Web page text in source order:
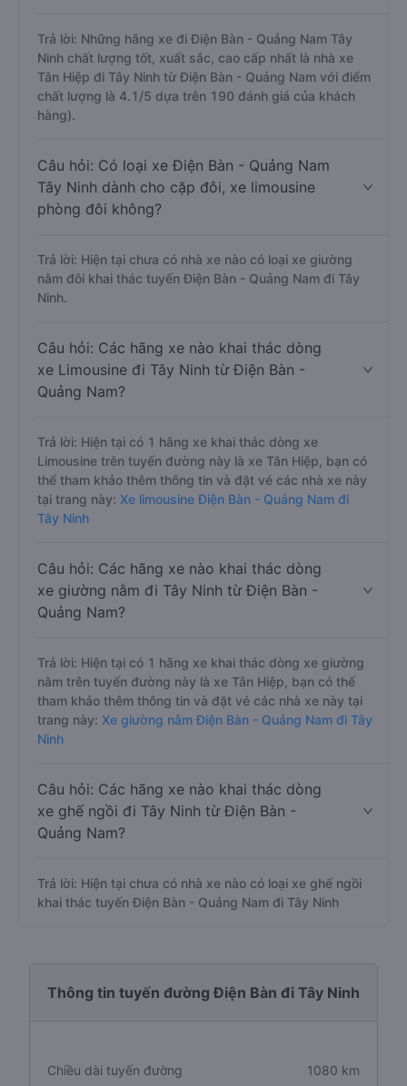
Trả lời: Những hãng xe đi Điện Bàn - Quảng Nam Tây
Ninh chất lượng tốt, xuất sắc, cao cấp nhất là nhà xe
Tân Hiệp đi Tây Ninh từ Điện Bàn - Quảng Nam với điểm
chất lượng là 4.1/5 dựa trên 190 đánh giá của khách
hàng).
Câu hỏi: Có loại xe Điện Bàn - Quảng Nam
Tây Ninh dành cho cặp đôi, xe limousine
phòng đôi không?
Trả lời: Hiện tại chưa có nhà xe nào có loại xe giường
nằm đôi khai thác tuyến Điện Bàn - Quảng Nam đi Tây
Ninh.
Câu hỏi: Các hãng xe nào khai thác dòng
xe Limousine đi Tây Ninh từ Điện Bàn -
Quảng Nam?
Trả lời: Hiện tại có 1 hãng xe khai thác dòng xe
Limousine trên tuyến đường này là xe Tân Hiệp, bạn có
thể tham khảo thêm thông tin và đặt vé các nhà xe này
tại trang này: Xe limousine Điện Bàn - Quảng Nam đi
Tây Ninh
Câu hỏi: Các hãng xe nào khai thác dòng
xe giường nằm đi Tây Ninh từ Điện Bàn -
Quảng Nam?
Trả lời: Hiện tại có 1 hãng xe khai thác dòng xe giường
nằm trên tuyến đường này là xe Tân Hiệp, bạn có thể
tham khảo thêm thông tin và đặt vé các nhà xe này tại
trang này: Xe giường nằm Điện Bàn - Quảng Nam đi Tây
Ninh
Câu hỏi: Các hãng xe nào khai thác dòng
xe ghế ngồi đi Tây Ninh từ Điện Bàn -
Quảng Nam?
Trả lời: Hiện tại chưa có nhà xe nào có loại xe ghế ngồi
khai thác tuyến Điện Bàn - Quảng Nam đi Tây Ninh
Thông tin tuyến đường Điện Bàn đi Tây Ninh
Chiều dài tuyến đường 1080 km